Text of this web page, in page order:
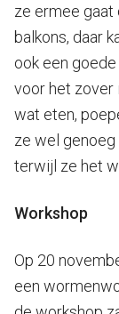
ze ermee gaat
balkons, daar
ook een
voor het zover
wat eten,
ze wel genoeg
terwijl ze het
Workshop
Op 20
een